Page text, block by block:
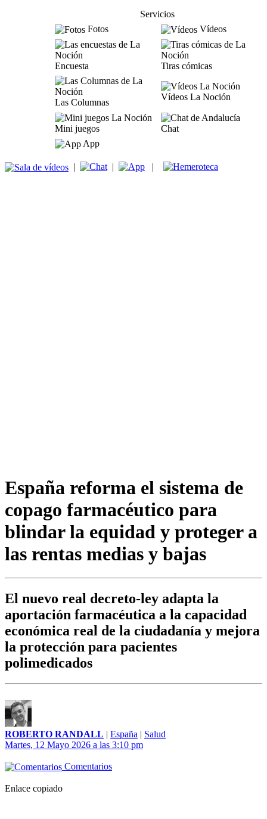
Servicios
Fotos
Vídeos
Encuesta Tiras cómicas
Las Columnas
Vídeos La Noción
Mini juegos
Chat
App
| | |
España reforma el sistema de
copago farmacéutico para
blindar la equidad y proteger a
las rentas medias y bajas
El nuevo real decreto-ley adapta la
aportación farmacéutica a la capacidad
económica real de la ciudadanía y mejora
la protección para pacientes
polimedicados
ROBERTO RANDALL | España | Salud
Martes, 12 Mayo 2026 a las 3:10 pm
Comentarios
Enlace copiado